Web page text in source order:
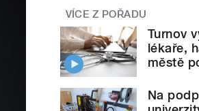
VÍCE Z POŘADU
Turnov
lékaře,
městě
Na